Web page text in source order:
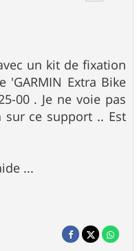
un kit de fixation
'GARMIN Extra Bike
00 . Je ne voie pas
ce support .. Est
...